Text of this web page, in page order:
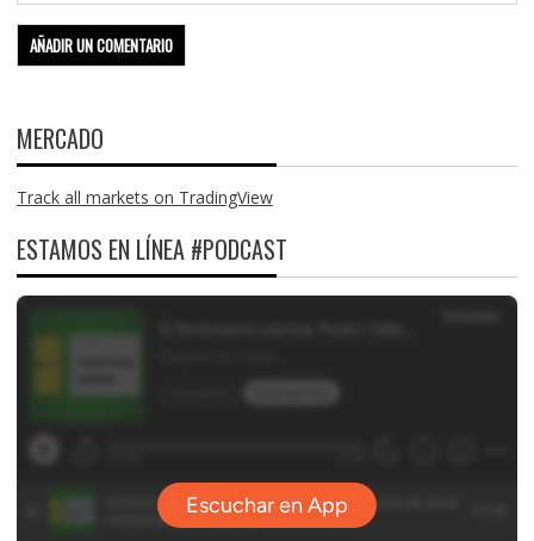
MERCADO
Track all markets on TradingView
ESTAMOS EN LÍNEA #PODCAST